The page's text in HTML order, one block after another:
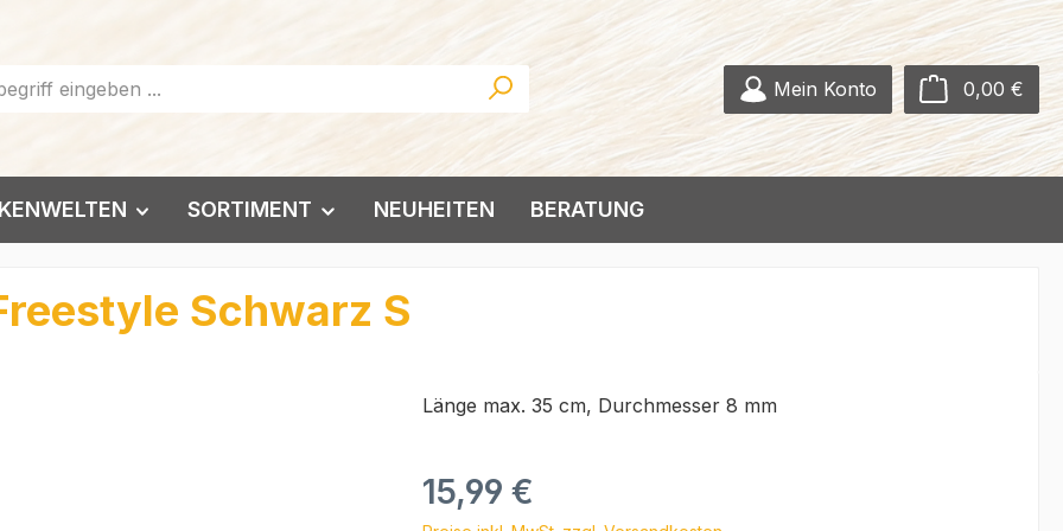
Mein Konto 0,00 €
SORTIMENT NEUHEITEN BERATUNG
Schwarz S
Länge max. 35 cm, Durchmesser 8 mm
Regulärer Preis:
15,99 €